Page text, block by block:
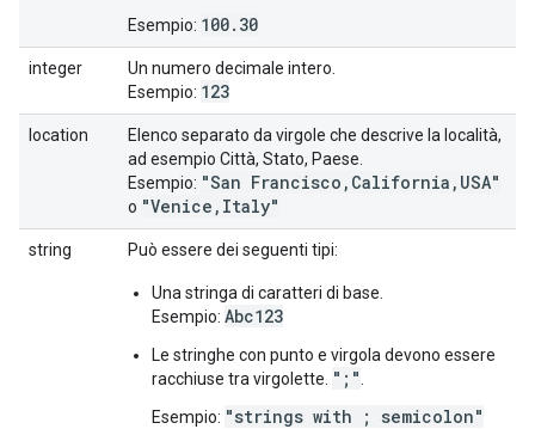
Esempio: 100.30
integer
Un numero decimale intero.
Esempio: 123
location
Elenco separato da virgole che descrive la località,
ad esempio Città, Stato, Paese.
Esempio: "San Francisco,California,USA"
o "Venice,Italy"
string Può essere dei seguenti tipi:
Una stringa di caratteri di base.
Esempio: Abc123
Le stringhe con punto e virgola devono essere
racchiuse tra virgolette. ";"
Esempio: "strings with ; semicolon"